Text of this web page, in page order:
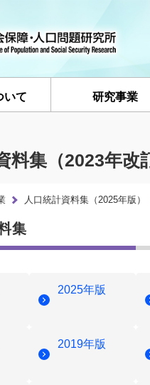
いて 研究事業
料集（2023年改
人口統計資料集（2025年版）
集
2025年版
2019年版